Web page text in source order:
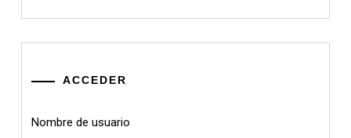
ACCEDER
Nombre de usuario